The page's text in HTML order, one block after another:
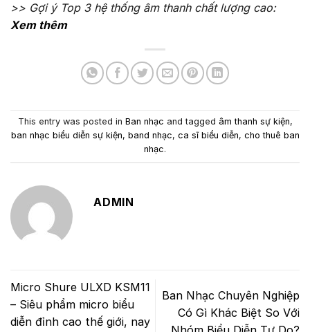
>> Gợi ý Top 3 hệ thống âm thanh chất lượng cao:
Xem thêm
This entry was posted in Ban nhạc and tagged âm thanh sự kiện,
ban nhạc biểu diễn sự kiện, band nhạc, ca sĩ biểu diễn, cho thuê ban
nhạc.
ADMIN
Micro Shure ULXD KSM11
– Siêu phẩm micro biểu
diễn đỉnh cao thế giới, nay
Ban Nhạc Chuyên Nghiệp
Có Gì Khác Biệt So Với